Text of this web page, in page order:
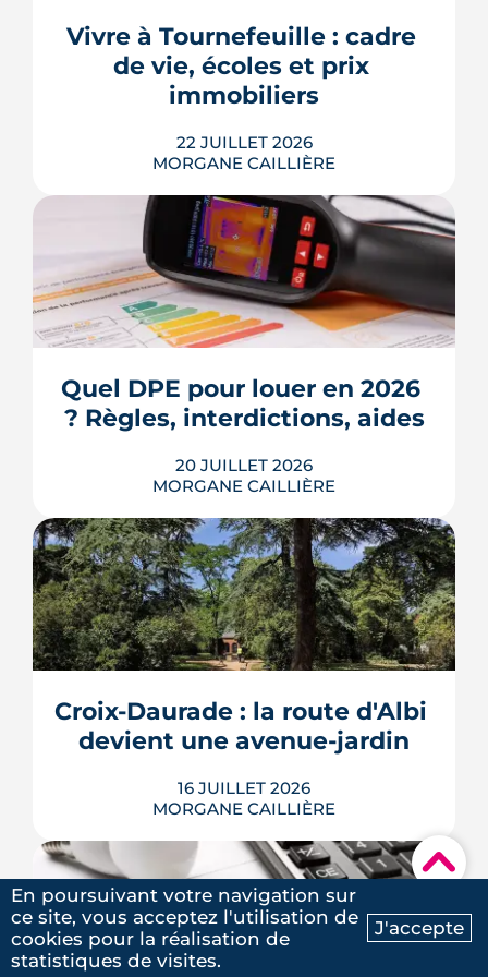
Ma recherche Contactez-nous
▾
appel de fonds. Avec des taux autour
de 3,2 % en 2026, la note grimpe vite.
Voici les leviers concrets pour r...
LIRE L'ARTICLE
Vivre à Tournefeuille : cadre
de vie, écoles et prix
immobiliers
22 JUILLET 2026
MORGANE CAILLIÈRE
Écoles, base de loisirs, transports,
projets urbains et prix au m2 : le guide
3e ville de Haute-Garonne.
LIRE L'ARTICLE
Quel DPE pour louer en 2026
? Règles, interdictions, aides
20 JUILLET 2026
MORGANE CAILLIÈRE
En 2026, un logement doit être classé
au moins F au DPE pour être loué en
métropole, et la barre montera à E en
2028. Le nouveau mode de calcul
reclasse des centaines de milliers de
au Sénat pourrait assouplir les règles.
Calendrier, sanctions, obliga...
Croix-Daurade : la route d'Albi
devient une avenue-jardin
16 JUILLET 2026
MORGANE CAILLIÈRE
Une cinquantaine d'arbres, 2 600 m²
d'espaces végétalisés et une piste du
Réseau express vélo : la route d'Albi
En poursuivant votre navigation sur
ce site, vous acceptez l'utilisation de
cookies pour la réalisation de
statistiques de visites.
J'accepte